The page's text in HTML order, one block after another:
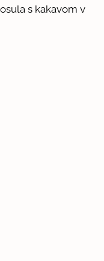
s kakavom v